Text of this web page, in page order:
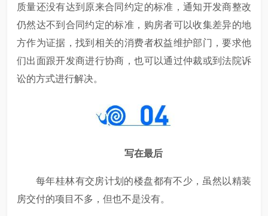
质量还没有达到原来合同约定的标准，通知开发商整改
仍然达不到合同约定的标准，购房者可以收集差异的地
方作为证据，找到相关的消费者权益维护部门，要求他
们出面跟开发商进行协商，也可以通过仲裁或到法院诉
讼的方式进行解决。
写在最后
每年桂林有交房计划的楼盘都有不少，虽然以精装
房交付的项目不多，但也不是没有。